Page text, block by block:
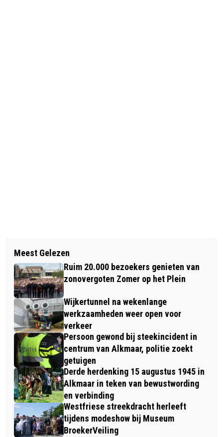
UNIVÉ ALKMAAR TRAKTEERT TWEE
LOKALE GOEDE DOELEN OP
WAARDECHEQUE VAN € 1000
KAESKOPPENSTAD PRESENTEERT
JUBILEUMEDITIE MET NIEUWE ROUTE
Meest Gelezen
Ruim 20.000 bezoekers genieten van
zonovergoten Zomer op het Plein
Wijkertunnel na wekenlange
werkzaamheden weer open voor
verkeer
Persoon gewond bij steekincident in
centrum van Alkmaar, politie zoekt
getuigen
Derde herdenking 15 augustus 1945 in
Alkmaar in teken van bewustwording
en verbinding
Westfriese streekdracht herleeft
tijdens modeshow bij Museum
BroekerVeiling